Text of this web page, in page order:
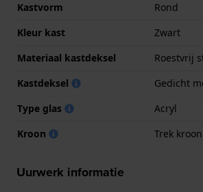
Kastvorm
Rond
Kleur kast
Zwart
Materiaal kastdeksel
Roestvrij
Kastdeksel
Gedicht
Type glas
Acryl
Kroon
Trek kroon
Uurwerk informatie